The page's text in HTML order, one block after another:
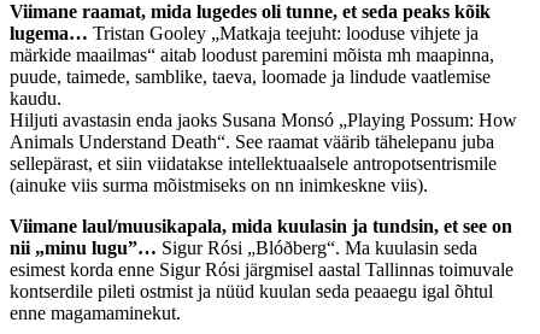
Viimane raamat, mida lugedes oli tunne, et seda peaks kõik
lugema… Tristan Gooley „Matkaja teejuht: looduse vihjete ja
märkide maailmas“ aitab loodust paremini mõista mh maapinna,
puude, taimede, samblike, taeva, loomade ja lindude vaatlemise
kaudu.
Hiljuti avastasin enda jaoks Susana Monsó „Playing Possum: How
Animals Understand Death“. See raamat väärib tähelepanu juba
sellepärast, et siin viidatakse intellektuaalsele antropotsentrismile
(ainuke viis surma mõistmiseks on nn inimkeskne viis).
Viimane laul/muusikapala, mida kuulasin ja tundsin, et see on
nii „minu lugu”… Sigur Rósi „Blóðberg“. Ma kuulasin seda
esimest korda enne Sigur Rósi järgmisel aastal Tallinnas toimuvale
kontserdile pileti ostmist ja nüüd kuulan seda peaaegu igal õhtul
enne magamaminekut.